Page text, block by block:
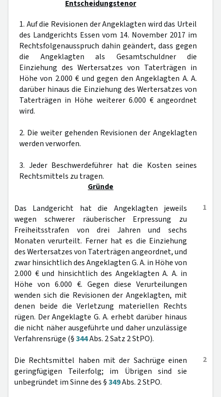
Entscheidungstenor
1. Auf die Revisionen der Angeklagten wird das Urteil
des Landgerichts Essen vom 14. November 2017 im
Rechtsfolgenausspruch dahin geändert, dass gegen
die Angeklagten als Gesamtschuldner die
Einziehung des Wertersatzes von Taterträgen in
Höhe von 2.000 € und gegen den Angeklagten A. A.
darüber hinaus die Einziehung des Wertersatzes von
Taterträgen in Höhe weiterer 6.000 € angeordnet
wird.
2. Die weiter gehenden Revisionen der Angeklagten
werden verworfen.
3. Jeder Beschwerdeführer hat die Kosten seines
Rechtsmittels zu tragen.
Gründe
1
Das Landgericht hat die Angeklagten jeweils
wegen schwerer räuberischer Erpressung zu
Freiheitsstrafen von drei Jahren und sechs
Monaten verurteilt. Ferner hat es die Einziehung
des Wertersatzes von Taterträgen angeordnet, und
zwar hinsichtlich des Angeklagten G. A. in Höhe von
2.000 € und hinsichtlich des Angeklagten A. A. in
Höhe von 6.000 €. Gegen diese Verurteilungen
wenden sich die Revisionen der Angeklagten, mit
denen beide die Verletzung materiellen Rechts
rügen. Der Angeklagte G. A. erhebt darüber hinaus
die nicht näher ausgeführte und daher unzulässige
Verfahrensrüge (§344Abs. 2 Satz 2 StPO).
2
Die Rechtsmittel haben mit der Sachrüge einen
geringfügigen Teilerfolg; im Übrigen sind sie
unbegründet im Sinne des §349Abs. 2 StPO.